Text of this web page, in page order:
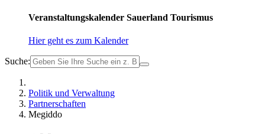
Veranstaltungskalender Sauerland Tourismus
Hier geht es zum Kalender
Suche:
Politik und Verwaltung
Partnerschaften
Megiddo